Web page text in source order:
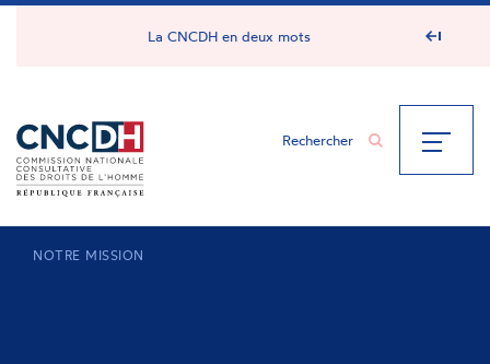
Panneau de gestion des cookies
La CNCDH en deux mots
NOTRE MISSION